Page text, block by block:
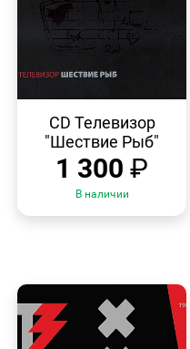
ПРОСМОТР
CD Телевизор
"Шествие Рыб"
1 300 ₽
В наличии